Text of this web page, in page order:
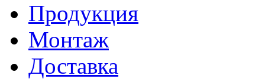
Продукция
Монтаж
Доставка